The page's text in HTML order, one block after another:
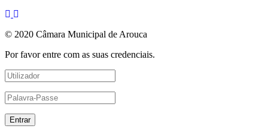
© 2020 Câmara Municipal de Arouca
Por favor entre com as suas credenciais.